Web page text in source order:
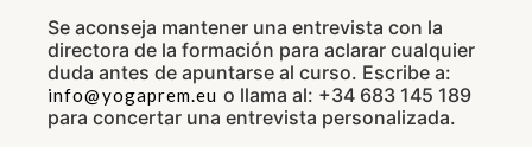
Se aconseja mantener una entrevista con la
directora de la formación para aclarar cualquier
duda antes de apuntarse al curso. Escribe a:
info@yogaprem.eu o llama al: +34 683 145 189
para concertar una entrevista personalizada.